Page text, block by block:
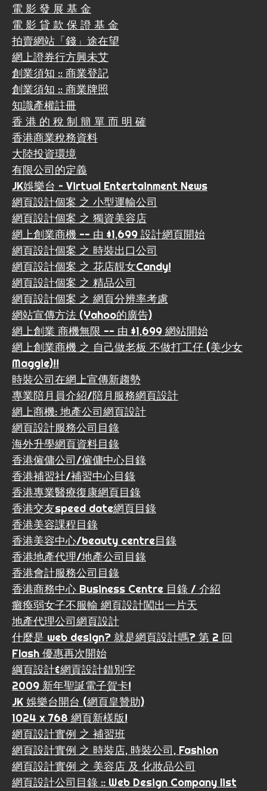
電 影 發 展 基 金
電 影 貸 款 保 證 基 金
拍賣網站「錢」途在望
網上證券行方興未艾
創業須知 :: 商業登記
創業須知 :: 商業牌照
知識產權註冊
香 港 的 稅 制 簡 單 而 明 確
香港商業稅務資料
大陸投資環境
有限公司的定義
JK娛樂台 ~ Virtual Entertainment News
網頁設計個案 之 小型運輸公司
網頁設計個案 之 獨資美容店
網上創業商機 -- 由 $1,699 設計網頁開始
網頁設計個案 之 時裝出口公司
網頁設計個案 之 花店靚女Candy!
網頁設計個案 之 精品公司
網頁設計個案 之 網頁分辨率考慮
網站宣傳方法 (Yahoo的廣告)
網上創業 商機無限 -- 由 $1,699 網站開始
網上創業商機 之 自己做老板 不做打工仔 (美少女
Maggie)!!
時裝公司在網上宣傳新趨勢
專業陪月員介紹/陪月服務網頁設計
網上商機: 地產公司網頁設計
網頁設計服務公司目錄
海外升學網頁資料目錄
香港僱傭公司/僱傭中心目錄
香港補習社/補習中心目錄
香港專業醫療復康網頁目錄
香港交友speed date網頁目錄
香港美容課程目錄
香港美容中心/beauty centre目錄
香港地產代理/地產公司目錄
香港會計服務公司目錄
香港商務中心 Business Centre 目錄 / 介紹
癱瘓弱女子不服輸 網頁設計闖出一片天
地產代理公司網頁設計
什麼是 web design? 就是網頁設計嗎? 第 2 回
Flash 優惠再次開始
綱頁設計&網貢設計錯別字
2009 新年聖誕電子賀卡!
JK 娛樂台開台 (網頁皇贊助)
1024 x 768 網頁新樣版!
網頁設計實例 之 補習班
網頁設計實例 之 時裝店, 時裝公司, Fashion
網頁設計實例 之 美容店 及 化妝品公司
網頁設計公司目錄 :: Web Design Company list